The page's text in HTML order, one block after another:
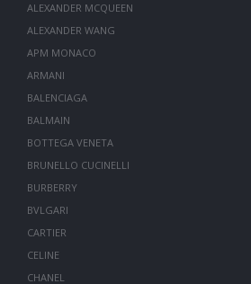
ALEXANDER MCQUEEN
ALEXANDER WANG
APM MONACO
ARMANI
BALENCIAGA
BALMAIN
BOTTEGA VENETA
BRUNELLO CUCINELLI
BURBERRY
BVLGARI
CARTIER
CELINE
CHANEL